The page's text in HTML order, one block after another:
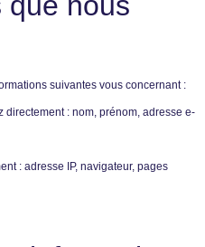
suivantes vous concernant :
directement : nom, prénom, adresse e-
: adresse IP, navigateur, pages